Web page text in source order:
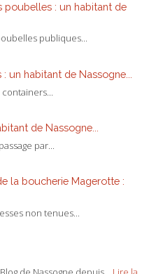
poubelles : un habitant de
publiques...
un habitant de Nassogne...
de Nassogne...
par...
la boucherie Magerotte :
non tenues...